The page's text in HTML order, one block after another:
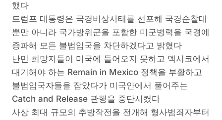
했다
트럼프 대통령은 국경비상사태를 선포해 국경순찰대
뿐만 아니라 국가방위군을 포함한 미군병력을 국경에
증파해 모든 불법입국을 차단하겠다고 밝혔다
난민 희망자들이 미국에 들어오지 못하고 멕시코에서
대기해야 하는 Remain in Mexico 정책을 부활하고
불법입국자들을 잡았다가 미국안에서 풀어주는
Catch and Release 관행을 중단시켰다
사상 최대 규모의 추방작전을 전개해 형사범죄자부터